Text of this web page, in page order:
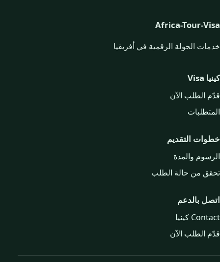
Africa-Tour-Visa
خدمات الجولة الرقمية في أفريقيا
كينيا Visa
قدّم الطلب الآن
المتطلبات
خطوات التقديم
الرسوم والمدة
تحقق من حالة الطلب
اتصل بالدعم
Contact كينيا
قدّم الطلب الآن